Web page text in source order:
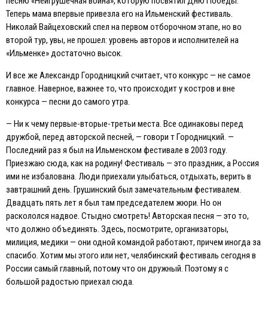
Теперь мама впервые привезла его на Ильменский фестиваль.
Николай Вайцеховский спел на первом отборочном этапе, но во
второй тур, увы, не прошел: уровень авторов и исполнителей на
«Ильменке» достаточно высок.
И все же Александр Городницкий считает, что конкурс — не самое
главное. Наверное, важнее то, что происходит у костров и вне
конкурса — песни до самого утра.
— Ни к чему первые-вторые-третьи места. Все одинаковы перед
дружбой, перед авторской песней, — говори т Городницкий. —
Последний раз я был на Ильменском фестивале в 2003 году.
Приезжаю сюда, как на родину! Фестиваль — это праздник, а Россия
ими не избалована. Люди приехали улыбаться, отдыхать, верить в
завтрашний день. Грушинский был замечательным фестивалем.
Двадцать пять лет я был там председателем жюри. Но он
раскололся надвое. Стыдно смотреть! Авторская песня — это то,
что должно объединять. Здесь, посмотрите, организаторы,
милиция, медики — они одной командой работают, причем иногда за
спасибо. Хотим мы этого или нет, челябинский фестиваль сегодня в
России самый главный, потому что он дружный. Поэтому я с
большой радостью приехал сюда.